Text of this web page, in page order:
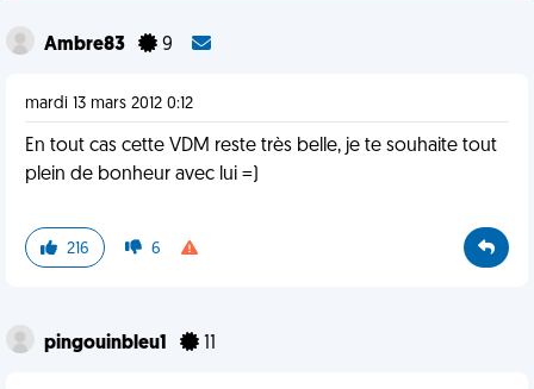
Ambre83 9
mardi 13 mars 2012 0:12
En tout cas cette VDM reste très belle, je te souhaite tout
plein de bonheur avec lui =)
216 6
pingouinbleu1